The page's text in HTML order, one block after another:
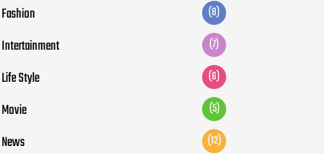
Fashion (8)
Intertainment (7)
Life Style (6)
Movie (5)
News (12)